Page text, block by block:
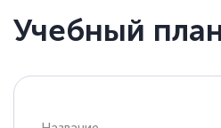
специалисты, ответили
интересующие вопросы
двух…
Учебный